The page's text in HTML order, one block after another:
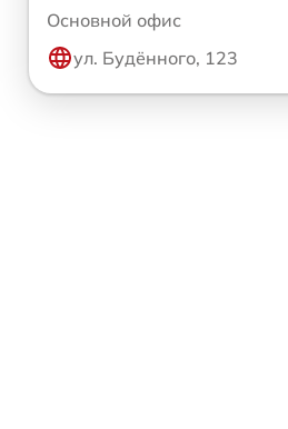
Основной офис
ул. Будённого, 123